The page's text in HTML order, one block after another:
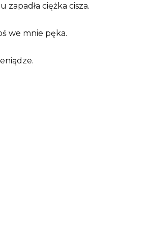
zapadła ciężka cisza.
we mnie pęka.